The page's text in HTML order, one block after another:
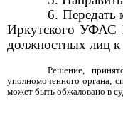
6. Передать
Иркутского УФАС
должностных лиц к
Решение,
уполномоченного органа,
может быть обжаловано в